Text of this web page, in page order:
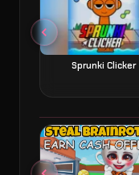
Sprunki Clicker